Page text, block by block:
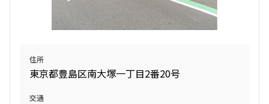
住所
東京都豊島区南大塚一丁目2番20号
交通